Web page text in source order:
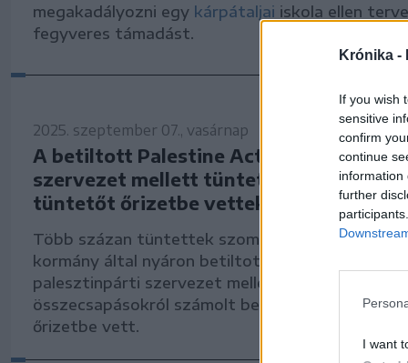
Krónika -
If you wish
sensitive
confirm
continue
information
further
I want
megakadályozni egy kárpátaljai iskola ellen
fegyveres támadást.
2025. szeptember 07., vasárnap
A betiltott Palestine Action
szervezet mellett tüntettek
tüntetőt őrizetbe vettek
Több százan tüntettek szombaton Londonban
kormány által nyáron betiltott Palestine Action
palesztinpárti szervezet mellett. A rendőrség
összecsapásokról számolt be, és sok
őrizetbe vett.